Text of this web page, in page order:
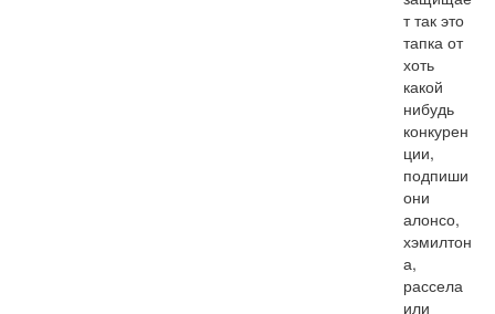
т так это
тапка от
хоть
какой
нибудь
конкурен
ции,
подпиши
они
алонсо,
хэмилтон
а,
рассела
или